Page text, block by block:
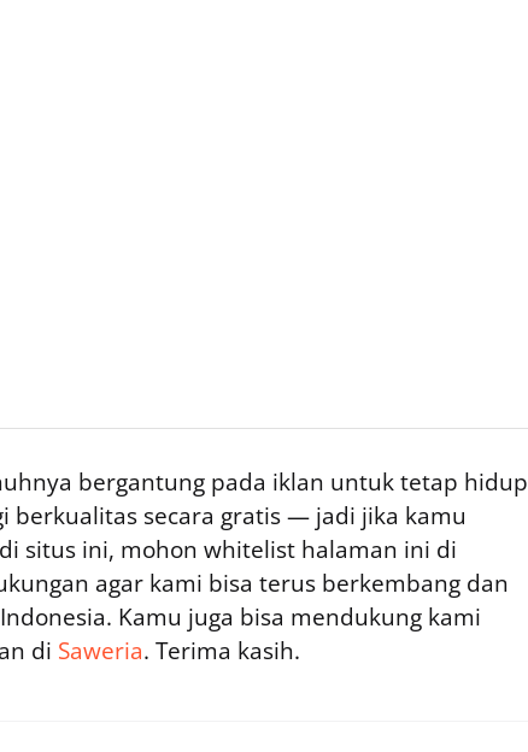
bergantung pada iklan untuk tetap hidup
berkualitas secara gratis — jadi jika kamu
situs ini, mohon whitelist halaman ini di
agar kami bisa terus berkembang dan
Kamu juga bisa mendukung kami
di Saweria. Terima kasih.